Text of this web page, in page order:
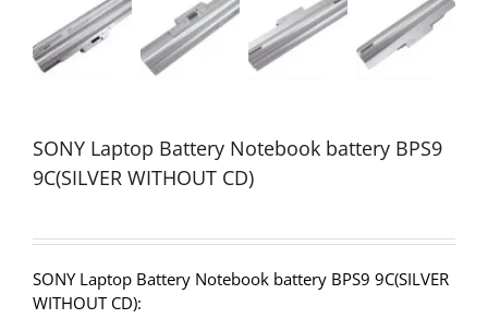
SONY Laptop Battery Notebook battery BPS9
9C(SILVER WITHOUT CD)
SONY Laptop Battery Notebook battery BPS9 9C(SILVER
WITHOUT CD):